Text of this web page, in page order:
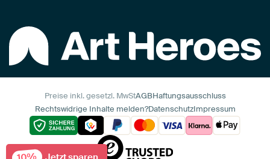
Preise inkl. gesetzl. MwStAGBHaftungsausschluss
Rechtswidrige Inhalte melden?DatenschutzImpressum